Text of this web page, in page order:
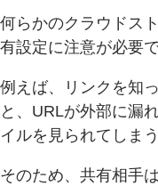
何らかのクラウドス
有設定に注意が必要で
例えば、リンクを知
と、URLが外部に漏
イルを見られてしま
そのため、共有相手